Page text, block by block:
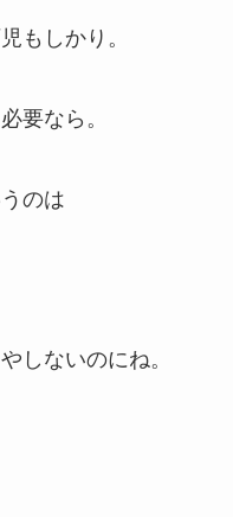
もしかり。
要なら。
のは
しないのにね。